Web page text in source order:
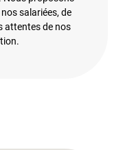
salariées, de
attentes de nos